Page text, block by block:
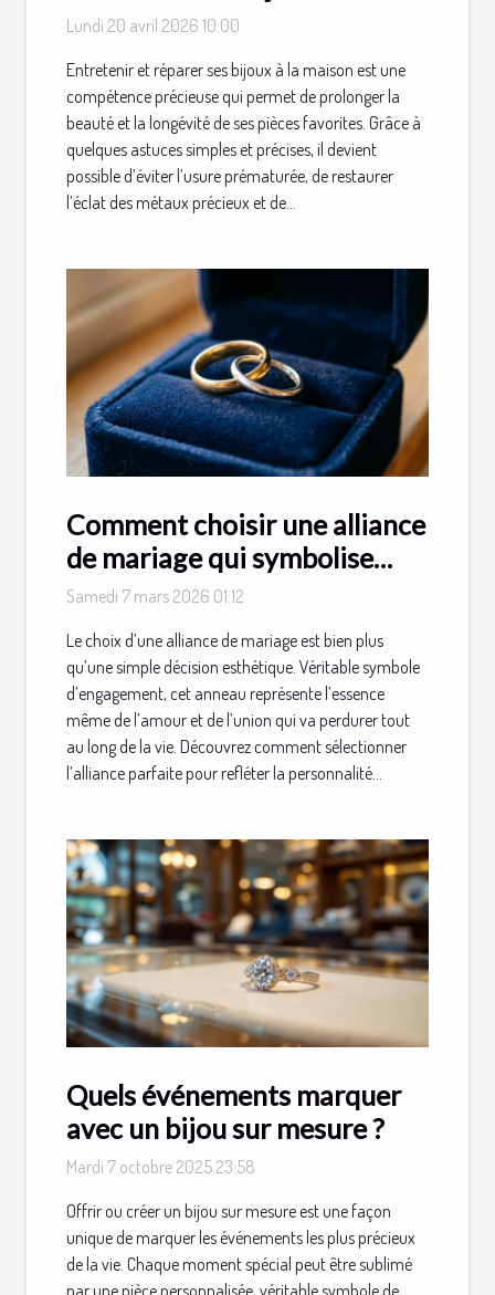
maison
Lundi 20 avril 2026 10:00
Entretenir et réparer ses bijoux à la maison est une
compétence précieuse qui permet de prolonger la
beauté et la longévité de ses pièces favorites. Grâce à
quelques astuces simples et précises, il devient
possible d’éviter l’usure prématurée, de restaurer
l’éclat des métaux précieux et de...
Comment choisir une alliance
de mariage qui symbolise
parfaitement votre amour ?
Samedi 7 mars 2026 01:12
Le choix d’une alliance de mariage est bien plus
qu’une simple décision esthétique. Véritable symbole
d’engagement, cet anneau représente l’essence
même de l’amour et de l’union qui va perdurer tout
au long de la vie. Découvrez comment sélectionner
l’alliance parfaite pour refléter la personnalité...
Quels événements marquer
avec un bijou sur mesure ?
Mardi 7 octobre 2025 23:58
Offrir ou créer un bijou sur mesure est une façon
unique de marquer les événements les plus précieux
de la vie. Chaque moment spécial peut être sublimé